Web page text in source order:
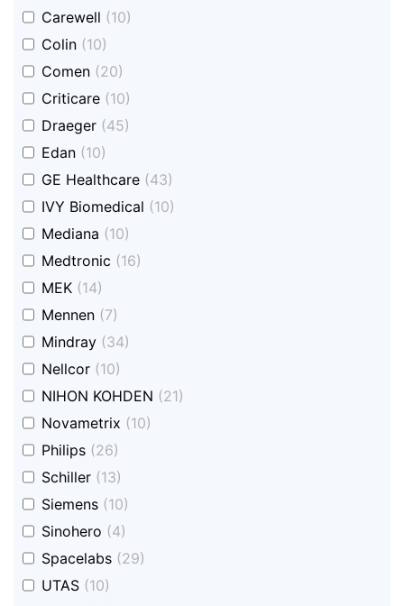
undefined
Carewell (10)
undefined
Colin (10)
undefined
Comen (20)
undefined
Criticare (10)
undefined
Draeger (45)
undefined
Edan (10)
undefined
GE Healthcare (43)
undefined
IVY Biomedical (10)
undefined
Mediana (10)
undefined
Medtronic (16)
undefined
MEK (14)
undefined
Mennen (7)
undefined
Mindray (34)
undefined
Nellcor (10)
undefined
NIHON KOHDEN (21)
undefined
Novametrix (10)
undefined
Philips (26)
undefined
Schiller (13)
undefined
Siemens (10)
undefined
Sinohero (4)
undefined
Spacelabs (29)
undefined
UTAS (10)